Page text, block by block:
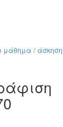
μάθημα / άσκηση